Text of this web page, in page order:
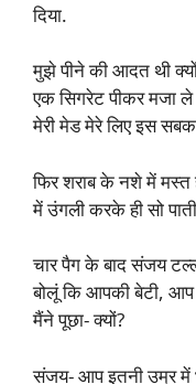
दिया.
मुझे पीने की आदत थी
एक सिगरेट पीकर मजा ले
मेरी मेड मेरे लिए इस
फिर शराब के नशे में मस्त
में उंगली करके ही सो
चार पैग के बाद संजय
बोलूं कि आपकी बेटी, आप
मैंने पूछा- क्यों?
संजय- आप इतनी उम्र में